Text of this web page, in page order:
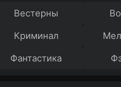
Вестерны
Криминал
Фантастика